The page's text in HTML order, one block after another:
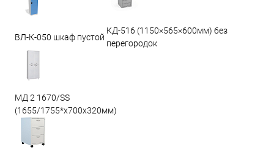
ВЛ-К-050 шкаф пустой
КД-516 (1150×565×600мм) без
перегородок
МД 2 1670/SS
(1655/1755*x700x320мм)